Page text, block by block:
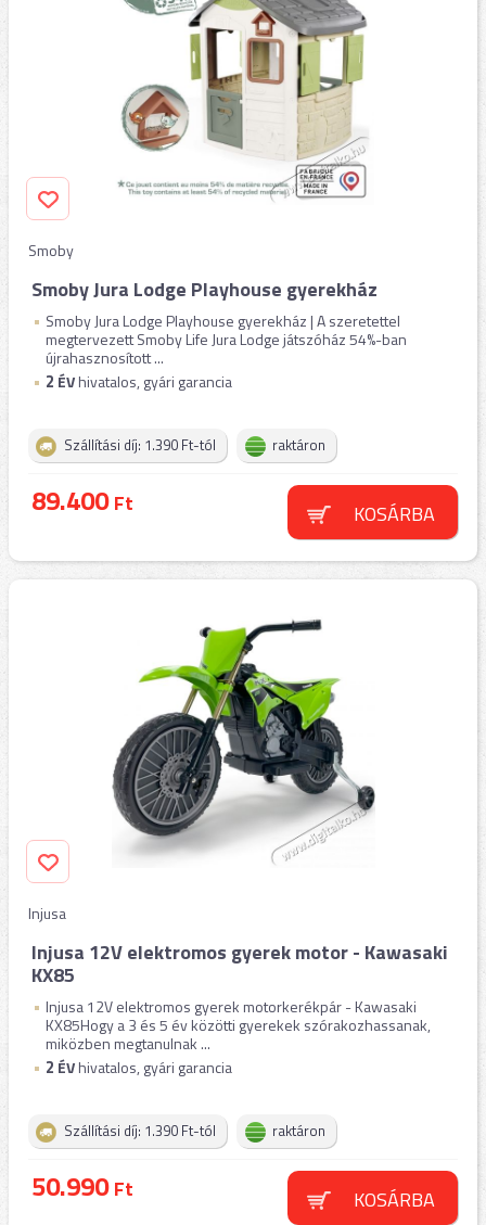
Smoby
Smoby Jura Lodge Playhouse gyerekház
Smoby Jura Lodge Playhouse gyerekház | A szeretettel
megtervezett Smoby Life Jura Lodge játszóház 54%-ban
újrahasznosított ...
2 ÉVhivatalos, gyári garancia
Szállítási díj: 1.390 Ft-tól raktáron
89.400Ft KOSÁRBA
Injusa
Injusa 12V elektromos gyerek motor - Kawasaki
KX85
Injusa 12V elektromos gyerek motorkerékpár - Kawasaki
KX85Hogy a 3 és 5 év közötti gyerekek szórakozhassanak,
miközben megtanulnak ...
2 ÉVhivatalos, gyári garancia
Szállítási díj: 1.390 Ft-tól raktáron
50.990Ft KOSÁRBA